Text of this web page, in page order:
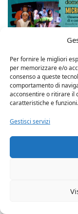
Per fornire le migliori
per memorizzare e/o
consenso a queste
comportamento di
acconsentire o ritirare il
caratteristiche e funzioni.
Gestisci servizi